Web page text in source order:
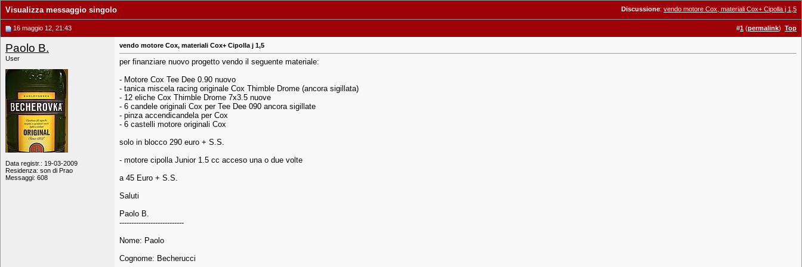
Discussione: vendo motore Cox, materiali Cox+ Cipolla j 1,5
Visualizza messaggio singolo
16 maggio 12, 21:43 #1 (permalink) Top
Paolo B.
User
Data registr.: 19-03-2009
Residenza: son di Prao
Messaggi: 608
vendo motore Cox, materiali Cox+ Cipolla j 1,5
per finanziare nuovo progetto vendo il seguente materiale:
- Motore Cox Tee Dee 0.90 nuovo
- tanica miscela racing originale Cox Thimble Drome (ancora sigillata)
- 12 eliche Cox Thimble Drome 7x3.5 nuove
- 6 candele originali Cox per Tee Dee 090 ancora sigillate
- pinza accendicandela per Cox
- 6 castelli motore originali Cox
solo in blocco 290 euro + S.S.
- motore cipolla Junior 1.5 cc acceso una o due volte
a 45 Euro + S.S.
Saluti
Paolo B.
---------------------------
Nome: Paolo
Cognome: Becherucci